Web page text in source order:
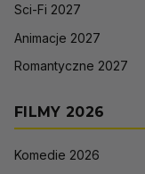
Sci-Fi 2027
Animacje 2027
Romantyczne 2027
FILMY 2026
Komedie 2026